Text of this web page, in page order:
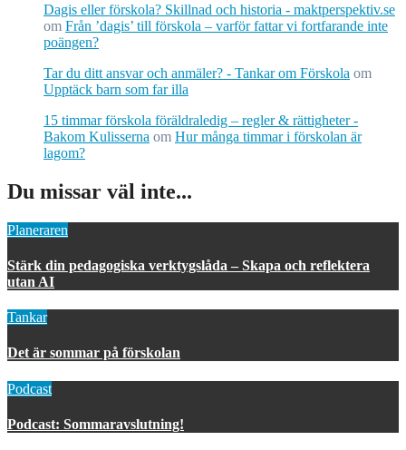
Dagis eller förskola? Skillnad och historia - maktperspektiv.se
om Från ’dagis’ till förskola – varför fattar vi fortfarande inte
poängen?
Tar du ditt ansvar och anmäler? - Tankar om Förskola om
Upptäck barn som far illa
15 timmar förskola föräldraledig – regler & rättigheter -
Bakom Kulisserna om Hur många timmar i förskolan är
lagom?
Du missar väl inte...
Planeraren
Stärk din pedagogiska verktygslåda – Skapa och reflektera
utan AI
Tankar
Det är sommar på förskolan
Podcast
Podcast: Sommaravslutning!